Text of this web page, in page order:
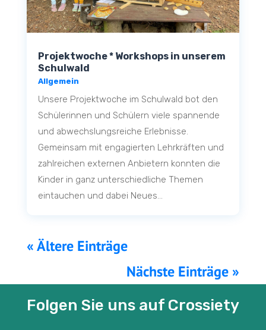
Projektwoche * Workshops in unserem
Schulwald
Allgemein
Unsere Projektwoche im Schulwald bot den
Schülerinnen und Schülern viele spannende
und abwechslungsreiche Erlebnisse.
Gemeinsam mit engagierten Lehrkräften und
zahlreichen externen Anbietern konnten die
Kinder in ganz unterschiedliche Themen
eintauchen und dabei Neues...
« Ältere Einträge
Nächste Einträge »
Folgen Sie uns auf Crossiety